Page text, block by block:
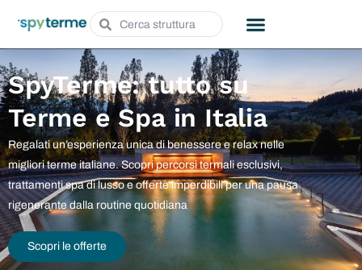
SpyTerme: tutto su
Terme e Spa in Italia
Regalati un’esperienza unica di benessere e relax nelle
migliori terme italiane. Scopri percorsi termali esclusivi,
trattamenti spa di lusso e offerte imperdibili per una pausa
rigenerante dalla routine quotidiana
Scopri le offerte